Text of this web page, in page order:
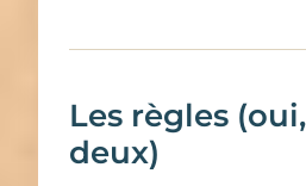
Les règles
deux)